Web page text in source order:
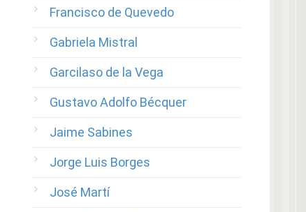
Francisco de Quevedo
Gabriela Mistral
Garcilaso de la Vega
Gustavo Adolfo Bécquer
Jaime Sabines
Jorge Luis Borges
José Martí